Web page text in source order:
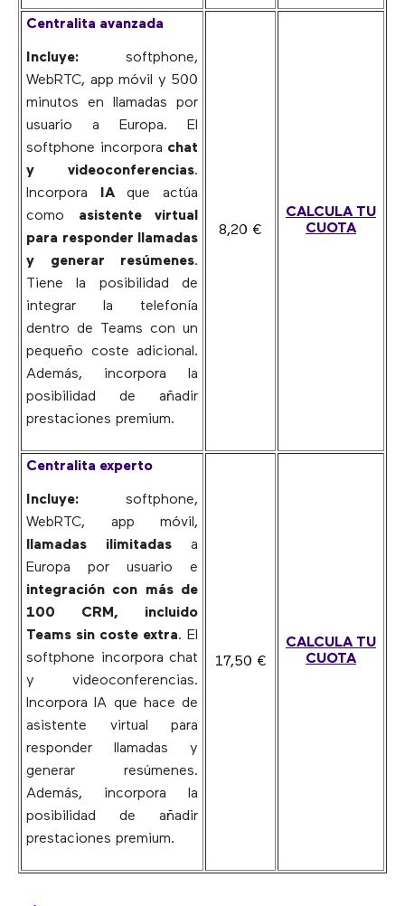
Centralita avanzada
Incluye: softphone,
WebRTC, app móvil y 500
minutos en llamadas por
usuario a Europa. El
softphone incorpora chat
y videoconferencias.
Incorpora
IAque actúa
como asistente virtual
para responder llamadas
y generar resúmenes.
Tiene la posibilidad de
integrar la telefonía
dentro de Teams con un
pequeño coste adicional.
Además, incorpora la
posibilidad de añadir
prestaciones premium.
8,20 €
CALCULA TU
CUOTA
Centralita experto
Incluye: softphone,
WebRTC, app móvil,
llamadas ilimitadasa
Europa por usuario e
integración con más de
100 CRM, incluido
Teams sin coste extra. El
softphone incorpora chat
y videoconferencias.
Incorpora IA que hace de
asistente virtual para
responder llamadas y
generar resúmenes.
Además, incorpora la
posibilidad de añadir
prestaciones premium.
17,50 €
CALCULA TU
CUOTA